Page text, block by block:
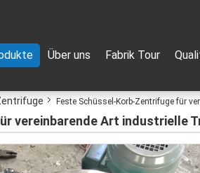
Über uns Fabrik Tour
Feste Schüssel-Korb-Zentrifuge für
vereinbarende Art industrielle